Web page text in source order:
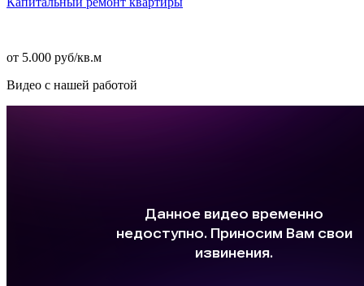
от 5.000 руб/кв.м
Видео с нашей работой